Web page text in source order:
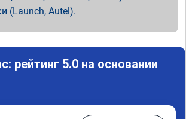
(Launch, Autel).
рейтинг 5.0 на основании